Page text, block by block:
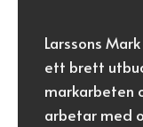
Larssons
ett brett
markarbeten
arbetar med